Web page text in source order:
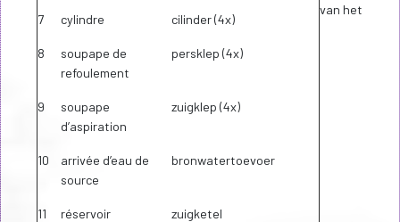
7 cylindre cilinder (4x)
8
soupape de
refoulement
persklep (4x)
9
soupape
d’aspiration
zuigklep (4x)
10
arrivée d’eau de
source
bronwatertoevoer
11
réservoir
zuigketel
van het